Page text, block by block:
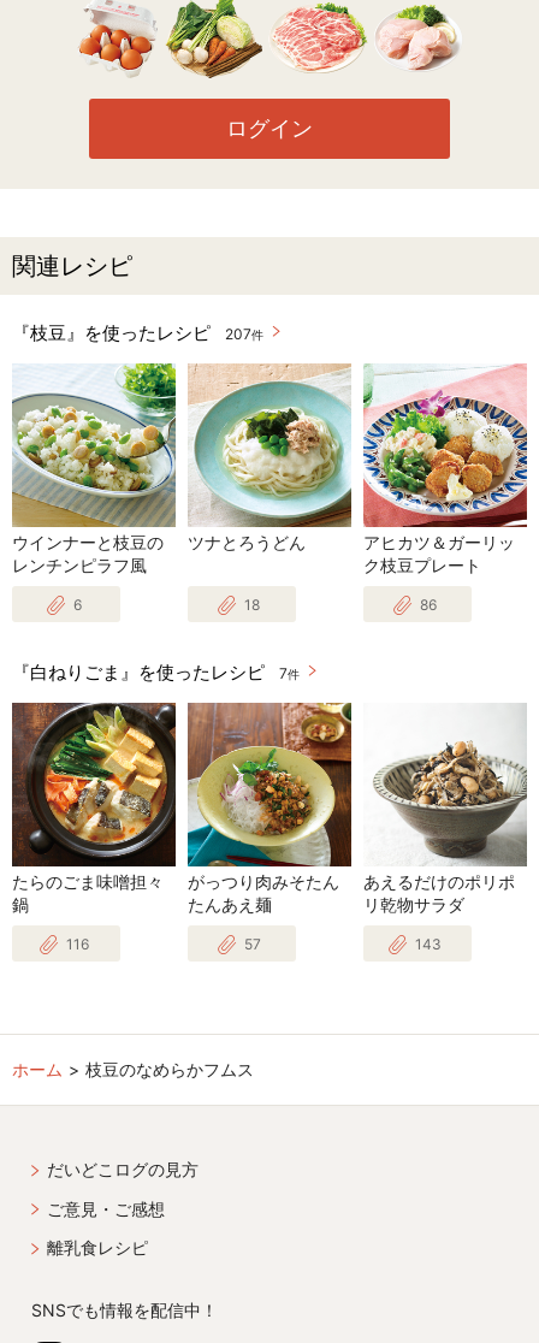
ログイン
関連レシピ
『枝豆』を使ったレシピ 207件
ウインナーと枝豆の
レンチンピラフ風
6
ツナとろうどん
18
アヒカツ＆ガーリッ
ク枝豆プレート
86
『白ねりごま』を使ったレシピ 7件
たらのごま味噌担々
鍋
116
がっつり肉みそたん
たんあえ麺
57
あえるだけのポリポ
リ乾物サラダ
143
ホーム 枝豆のなめらかフムス
だいどこログの見方
ご意見・ご感想
離乳食レシピ
SNSでも情報を配信中！